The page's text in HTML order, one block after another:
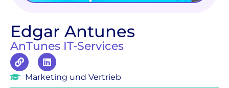
Edgar Antunes
AnTunes IT-Services
Marketing und Vertrieb